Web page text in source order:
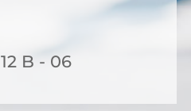
B - 06